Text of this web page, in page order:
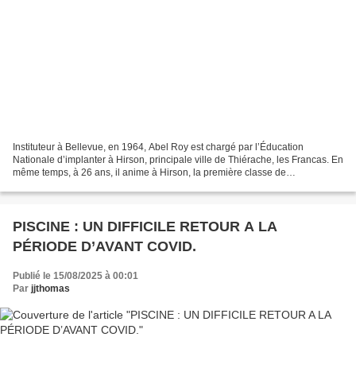
Instituteur à Bellevue, en 1964, Abel Roy est chargé par l’Éducation
Nationale d’implanter à Hirson, principale ville de Thiérache, les Francas. En
même temps, à 26 ans, il anime à Hirson, la première classe de
PISCINE : UN DIFFICILE RETOUR A LA
PÉRIODE D’AVANT COVID.
Publié le 15/08/2025 à 00:01
Par jjthomas